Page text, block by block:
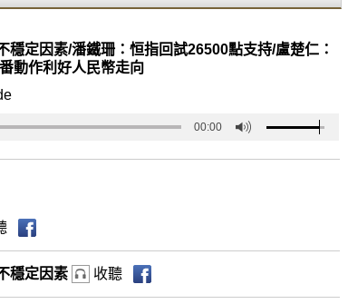
穩定因素/潘鐵珊：恒指回試26500點支持/盧楚仁：
動作利好人民幣走向
00:00
穩定因素 收聽